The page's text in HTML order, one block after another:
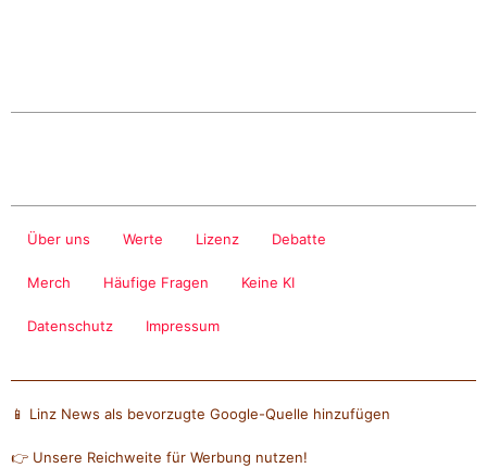
Über uns Werte Lizenz Debatte
Merch Häufige Fragen Keine KI
Datenschutz Impressum
📱 Linz News als bevorzugte Google-Quelle hinzufügen
👉 Unsere Reichweite für Werbung nutzen!